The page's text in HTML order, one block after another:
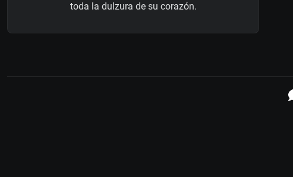
toda la dulzura de su corazón.